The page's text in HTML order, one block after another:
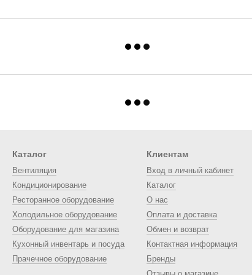
Каталог
Вентиляция
Кондиционирование
Ресторанное оборудование
Холодильное оборудование
Оборудование для магазина
Кухонный инвентарь и посуда
Прачечное оборудование
Клиентам
Вход в личный кабинет
Каталог
О нас
Оплата и доставка
Обмен и возврат
Контактная информация
Бренды